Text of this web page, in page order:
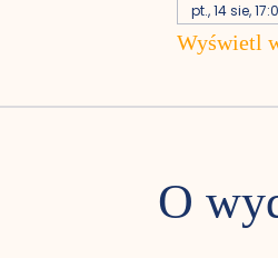
pt., 14 sie,
Wyświetl
O